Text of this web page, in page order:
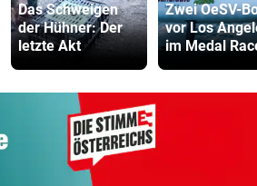
Das Schweigen
der Hühner: Der
letzte Akt
Zwei OeSV-
vor Los
im Medal